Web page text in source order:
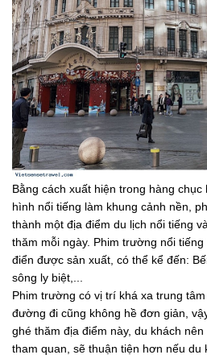
Bằng cách xuất hiện trong hàng
hình nổi tiếng làm khung cảnh nền,
thành một địa điểm du lịch nổi tiếng
thăm mỗi ngày. Phim trường nổi
điển được sản xuất, có thể kể đến:
sông ly biệt,...
Phim trường có vị trí khá xa trung
đường đi cũng không hề đơn giản,
ghé thăm địa điểm này, du khách
tham quan, sẽ thuận tiện hơn nếu